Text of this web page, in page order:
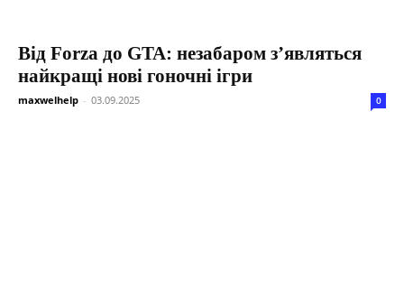
Від Forza до GTA: незабаром з’являться
найкращі нові гоночні ігри
maxwelhelp - 03.09.2025 0